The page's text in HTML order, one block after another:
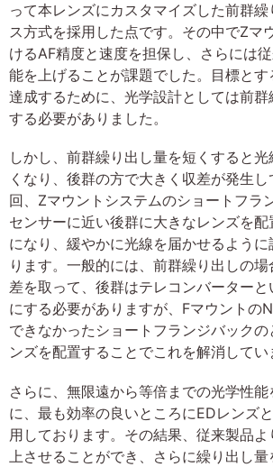
って本レンズにカスタマイズした前群
ス方式を採用した点です。その中でZマ
けるAF精度と速度を担保し、さらには
能を上げることが課題でした。目標と
達成するために、光学設計としては前群
する必要がありました。
しかし、前群繰り出し量を短くすると
くなり、後群の方で大きく収差が発生
回、Zマウントシステムのショートフラ
センサーに近い後群に大きなレンズを
になり、緩やかに光線を届かせるよう
ります。一般的には、前群繰り出しの
差を取って、後群はテレコンバーター
にする必要がありますが、Fマウントの
できなかったショートフランジバック
ンズを配置することでこれを解消してい
さらに、無限遠から等倍までの光学性
に、最も効率の良いところにEDレンズ
用しております。その結果、従来製品
上させることができ、さらに繰り出し